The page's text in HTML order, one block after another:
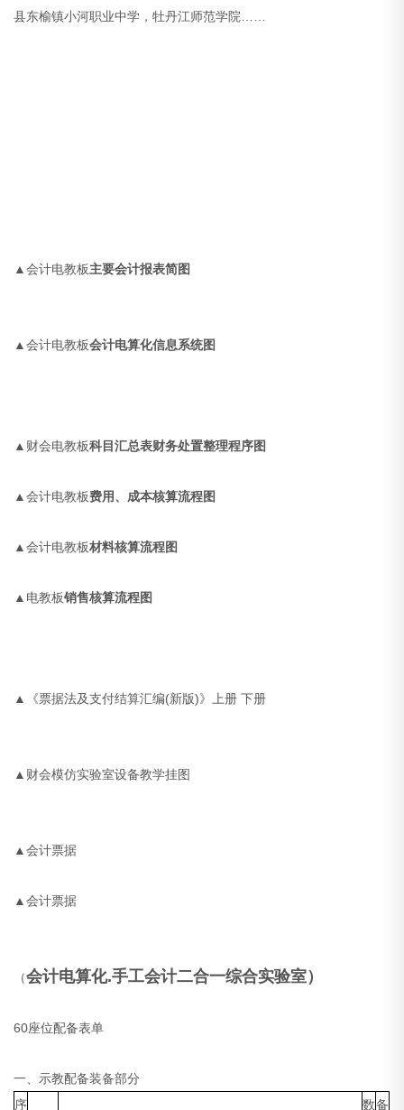
县东榆镇小河职业中学，牡丹江师范学院……
▲会计电教板主要会计报表简图
▲会计电教板会计电算化信息系统图
▲财会电教板科目汇总表财务处置整理程序图
▲会计电教板费用、成本核算流程图
▲会计电教板材料核算流程图
▲电教板销售核算流程图
▲《票据法及支付结算汇编(新版)》上册 下册
▲财会模仿实验室设备教学挂图
▲会计票据
▲会计票据
（会计电算化.手工会计二合一综合实验室）
60座位配备表单
一、示教配备装备部分
序
数备